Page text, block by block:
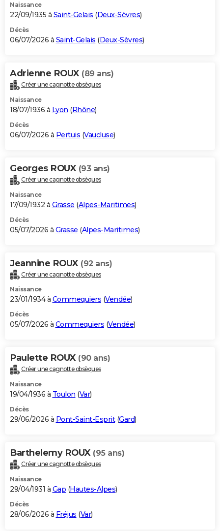
Naissance
22/09/1935 à Saint-Gelais (Deux-Sèvres)
Décès
06/07/2026 à Saint-Gelais (Deux-Sèvres)
Adrienne ROUX (89 ans)
Créer une cagnotte obsèques
Naissance
18/07/1936 à Lyon (Rhône)
Décès
06/07/2026 à Pertuis (Vaucluse)
Georges ROUX (93 ans)
Créer une cagnotte obsèques
Naissance
17/09/1932 à Grasse (Alpes-Maritimes)
Décès
05/07/2026 à Grasse (Alpes-Maritimes)
Jeannine ROUX (92 ans)
Créer une cagnotte obsèques
Naissance
23/01/1934 à Commequiers (Vendée)
Décès
05/07/2026 à Commequiers (Vendée)
Paulette ROUX (90 ans)
Créer une cagnotte obsèques
Naissance
19/04/1936 à Toulon (Var)
Décès
29/06/2026 à Pont-Saint-Esprit(Gard)
Barthelemy ROUX (95 ans)
Créer une cagnotte obsèques
Naissance
29/04/1931 à Gap (Hautes-Alpes)
Décès
28/06/2026 à Fréjus (Var)